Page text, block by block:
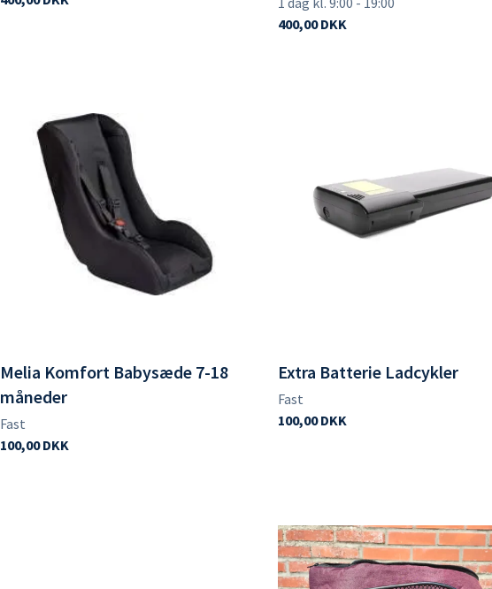
Melia Komfort Babysæde 7-18
måneder
Extra Batterie Ladcykler